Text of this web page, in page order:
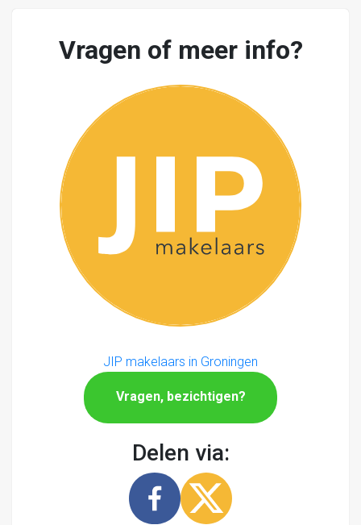
Vragen of meer info?
JIP makelaars in Groningen
Vragen, bezichtigen?
Delen via: